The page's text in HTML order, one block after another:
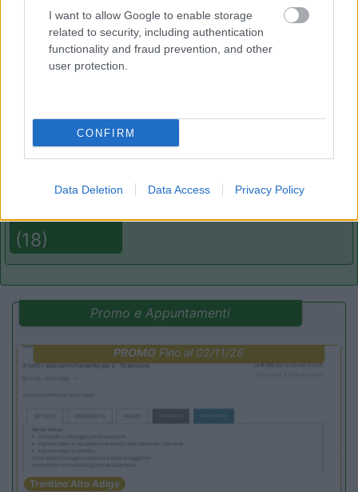
I want to allow Google to enable storage
related to security, including authentication
functionality and fraud prevention, and other
user protection.
CONFIRM
Data Deletion Data Access Privacy Policy
8.2
(18)
Caravan Park Sexten
Campeggio
Promo e Appuntamenti
PROMO Fino al 02/11/26
Trentino Alto Adige